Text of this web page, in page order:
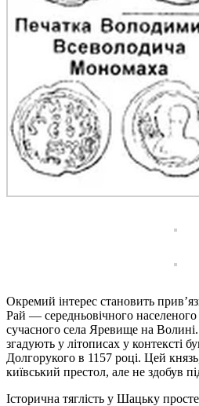
Окремий інтерес становить
Рай — середньовічного населеного
сучасного села Яревище на
згадують у літописах у контексті
Долгорукого в 1157 році. Цей
київський престол, але не здобув
Історична тяглість у Шацьку